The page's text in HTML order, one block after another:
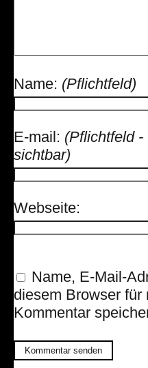
Name: (Pflichtfeld)
E-mail: (Pflichtfeld
sichtbar)
Webseite:
Name, E-Mail-
diesem Browser für
Kommentar